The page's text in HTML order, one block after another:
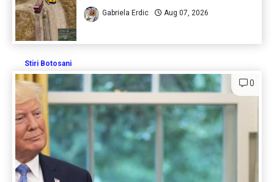
Gabriela Erdic Aug 07, 2026
Stiri Botosani
0